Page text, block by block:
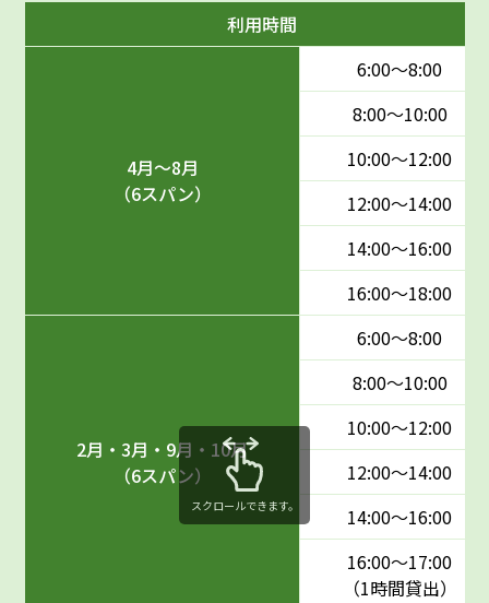
利用時間
4月〜8月
（6スパン）
6:00〜8:00
8:00〜10:00
10:00〜12:00
12:00〜14:00
14:00〜16:00
16:00〜18:00
2月・3月・9月・10月
（6スパン）
6:00〜8:00
8:00〜10:00
10:00〜12:00
12:00〜14:00
14:00〜16:00
16:00〜17:00
（1時間貸出）
スクロールできます。